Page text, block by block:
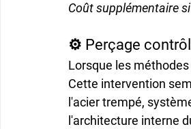
Coût supplémentaire
⚙️ Perçage
Lorsque les
Cette intervention
l'acier trempé,
l'architecture interne